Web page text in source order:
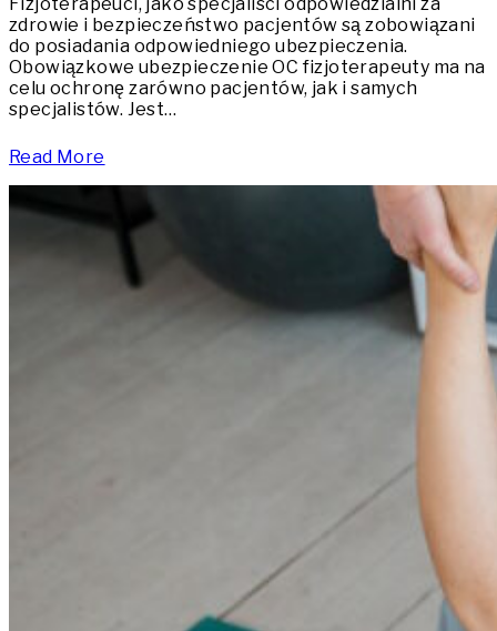
zdrowie i bezpieczeństwo pacjentów są zobowiązani
do posiadania odpowiedniego ubezpieczenia.
Obowiązkowe ubezpieczenie OC fizjoterapeuty ma na
celu ochronę zarówno pacjentów, jak i samych
specjalistów. Jest…
Read More